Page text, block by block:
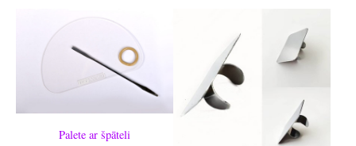
Palete ar špāteli